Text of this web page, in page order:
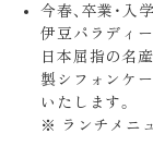
今春、卒業・
伊豆パラディ
日本屈指の名
製シフォンケ
いたします。
※ ランチメニュ